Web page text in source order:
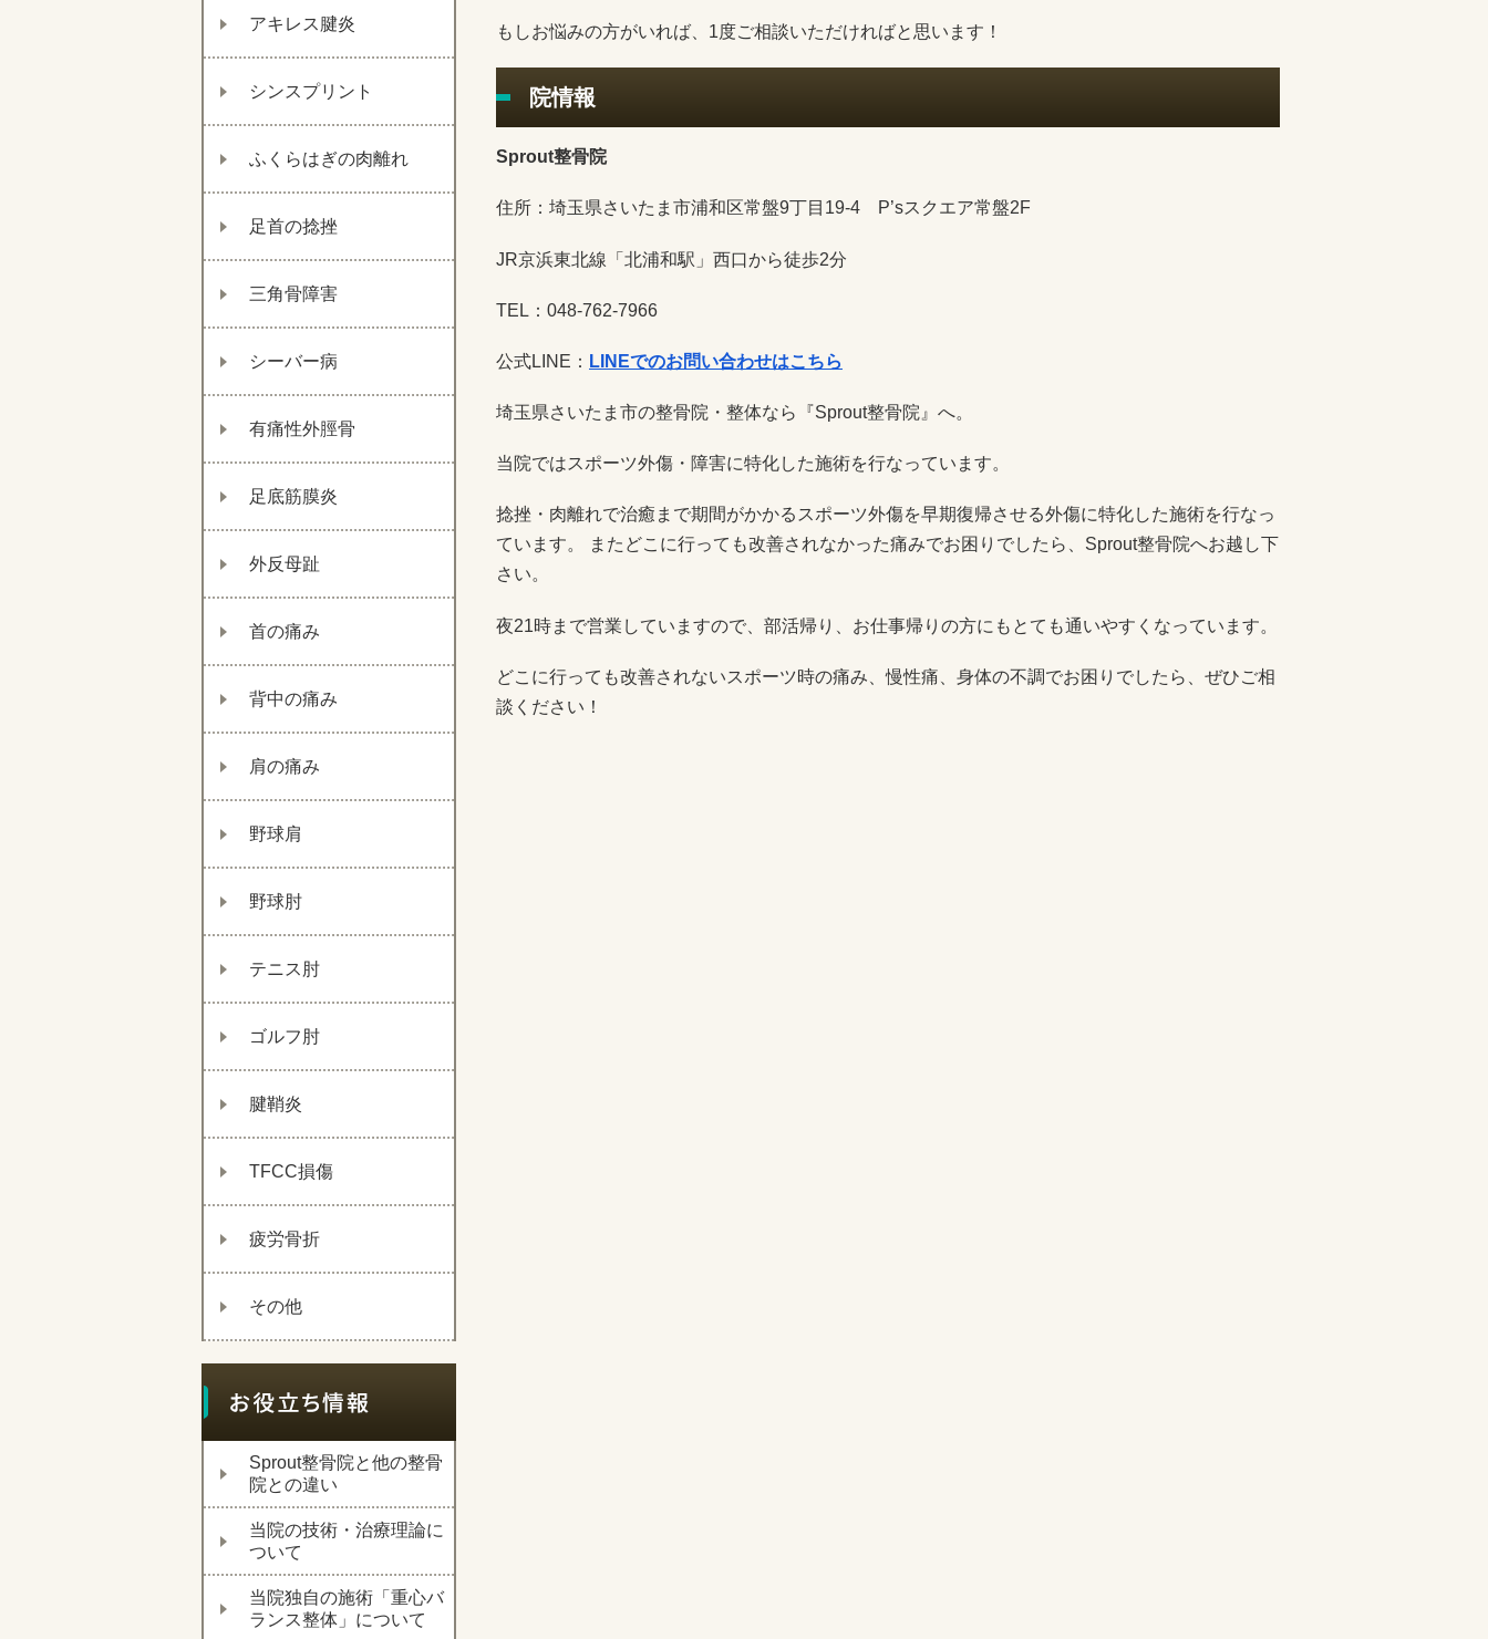
アキレス腱炎
シンスプリント
ふくらはぎの肉離れ
足首の捻挫
三角骨障害
シーバー病
有痛性外脛骨
足底筋膜炎
外反母趾
首の痛み
背中の痛み
肩の痛み
野球肩
野球肘
テニス肘
ゴルフ肘
腱鞘炎
TFCC損傷
疲労骨折
その他
Sprout整骨院と他の整骨
院との違い
当院の技術・治療理論に
ついて
当院独自の施術「重心バ
ランス整体」について
もしお悩みの方がいれば、1度ご相談いただければと思います！
院情報
Sprout整骨院
住所：埼玉県さいたま市浦和区常盤9丁目19-4 P’sスクエア常盤2F
JR京浜東北線「北浦和駅」西口から徒歩2分
TEL：048-762-7966
公式LINE： LINEでのお問い合わせはこちら
埼玉県さいたま市の整骨院・整体なら『Sprout整骨院』へ。
当院ではスポーツ外傷・障害に特化した施術を行なっています。
捻挫・肉離れで治癒まで期間がかかるスポーツ外傷を早期復帰させる外傷に特化した施術を行なっ
ています。 またどこに行っても改善されなかった痛みでお困りでしたら、Sprout整骨院へお越し下
さい。
夜21時まで営業していますので、部活帰り、お仕事帰りの方にもとても通いやすくなっています。
どこに行っても改善されないスポーツ時の痛み、慢性痛、身体の不調でお困りでしたら、ぜひご相
談ください！